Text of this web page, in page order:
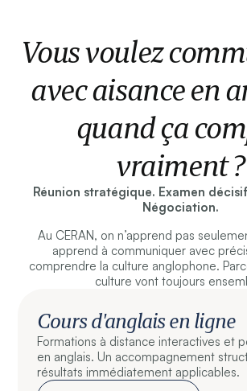
Vous voulez
avec aisance en
quand ça
vraiment ?
Réunion stratégique. Examen
Négociation.
Au CERAN, on n’apprend pas
apprend à communiquer avec
comprendre la culture anglophone.
culture vont toujours
Cours d'anglais en ligne
Formations à distance interactives et
en anglais. Un accompagnement
résultats immédiatement applicables.